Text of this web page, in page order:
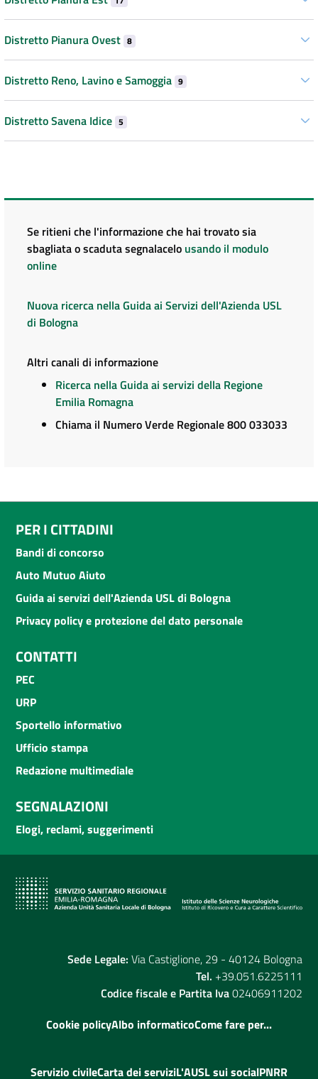
Distretto Pianura Ovest 8
Distretto Reno, Lavino e Samoggia 9
Distretto Savena Idice 5
Se ritieni che l'informazione che hai trovato sia
sbagliata o scaduta segnalacelo usando il modulo
online
Nuova ricerca nella Guida ai Servizi dell'Azienda USL
di Bologna
Altri canali di informazione
Ricerca nella Guida ai servizi della Regione
Emilia Romagna
Chiama il Numero Verde Regionale 800 033033
PER I CITTADINI
Bandi di concorso
Auto Mutuo Aiuto
Guida ai servizi dell'Azienda USL di Bologna
Privacy policy e protezione del dato personale
CONTATTI
PEC
URP
Sportello informativo
Ufficio stampa
Redazione multimediale
SEGNALAZIONI
Elogi, reclami, suggerimenti
Sede Legale: Via Castiglione, 29 - 40124 Bologna
Tel. +39.051.6225111
Codice fiscale e Partita Iva02406911202
Cookie policyAlbo informaticoCome fare per...
Servizio civileCarta dei serviziL'AUSL sui socialPNRR